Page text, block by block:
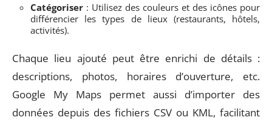
Catégoriser : Utilisez des couleurs et des icônes pour
différencier les types de lieux (restaurants, hôtels,
activités).
Chaque lieu ajouté peut être enrichi de détails :
descriptions, photos, horaires d’ouverture, etc.
Google My Maps permet aussi d’importer des
données depuis des fichiers CSV ou KML, facilitant